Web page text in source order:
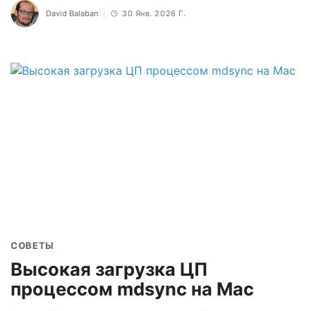
David Balaban 30 Янв. 2026 Г.
СОВЕТЫ
Высокая загрузка ЦП
процессом mdsync на Mac